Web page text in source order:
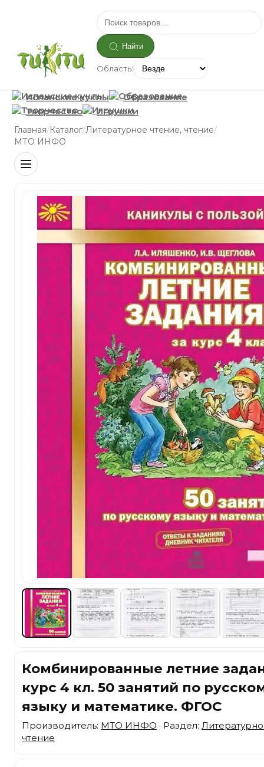
Найти
Область:
Испанские куклы
Образование
Творчество
Игрушки
Главная/Каталог/Литературное чтение, чтение/
МТО ИНФО
Комбинированные летние
курс 4 кл. 50 занятий по
языку и математике. ФГОС
Производитель: МТО ИНФО · Раздел:
чтение